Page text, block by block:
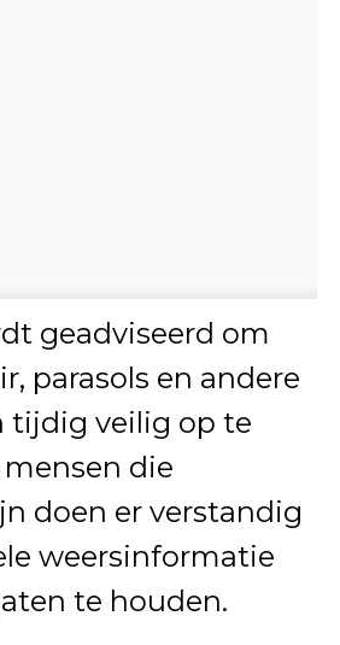
geadviseerd om
parasols en andere
tijdig veilig op te
die
doen er verstandig
weersinformatie
te houden.